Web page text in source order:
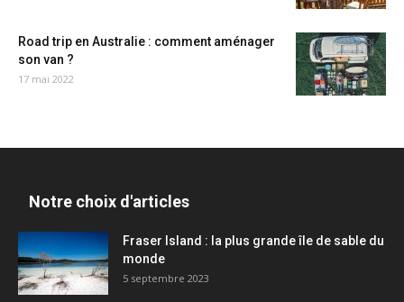
Road trip en Australie : comment aménager
son van ?
17 mai 2022
Notre choix d'articles
Fraser Island : la plus grande île de sable du
monde
5 septembre 2023